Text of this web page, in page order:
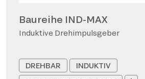
Baureihe IND-MAX
Induktive Drehimpulsgeber
DREHBAR
INDUKTIV